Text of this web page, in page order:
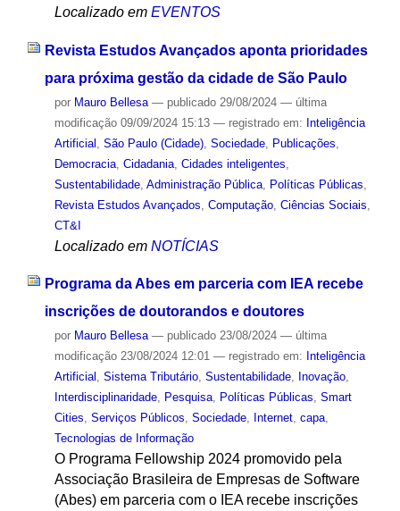
Localizado em EVENTOS
Revista Estudos Avançados aponta prioridades
para próxima gestão da cidade de São Paulo
por Mauro Bellesa — publicado29/08/2024 — última
modificação09/09/2024 15:13 — registrado em: Inteligência
Artificial São Paulo (Cidade), Sociedade, Publicações
Democracia, Cidadania, Cidades inteligentes
Sustentabilidade, Administração Pública, Políticas Públicas
Revista Estudos Avançados Computação, Ciências Sociais
CT&I
Localizado em NOTÍCIAS
Programa da Abes em parceria com IEA recebe
inscrições de doutorandos e doutores
por Mauro Bellesa — publicado23/08/2024 — última
modificação23/08/2024 12:01 — registrado em: Inteligência
Artificial , Sistema Tributário, Sustentabilidade, Inovação,
Interdisciplinaridade, Pesquisa, Políticas Públicas, Smart
Cities, Serviços Públicos, Sociedade, Internet, capa,
Tecnologias de Informação
O Programa Fellowship 2024 promovido pela
Associação Brasileira de Empresas de Software
(Abes) em parceria com o IEA recebe inscrições